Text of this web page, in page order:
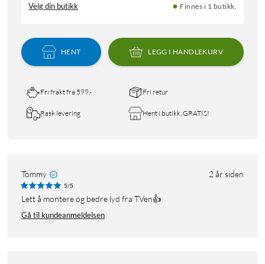
Velg din butikk Finnes i 1 butikk.
HENT LEGG I HANDLEKURV
Fri frakt fra 599,- Fri retur
Rask levering Hent i butikk, GRATIS!
Tommy 2 år siden
5/5
Lett å montere og bedre lyd fra TVen👍
Gå til kundeanmeldelsen